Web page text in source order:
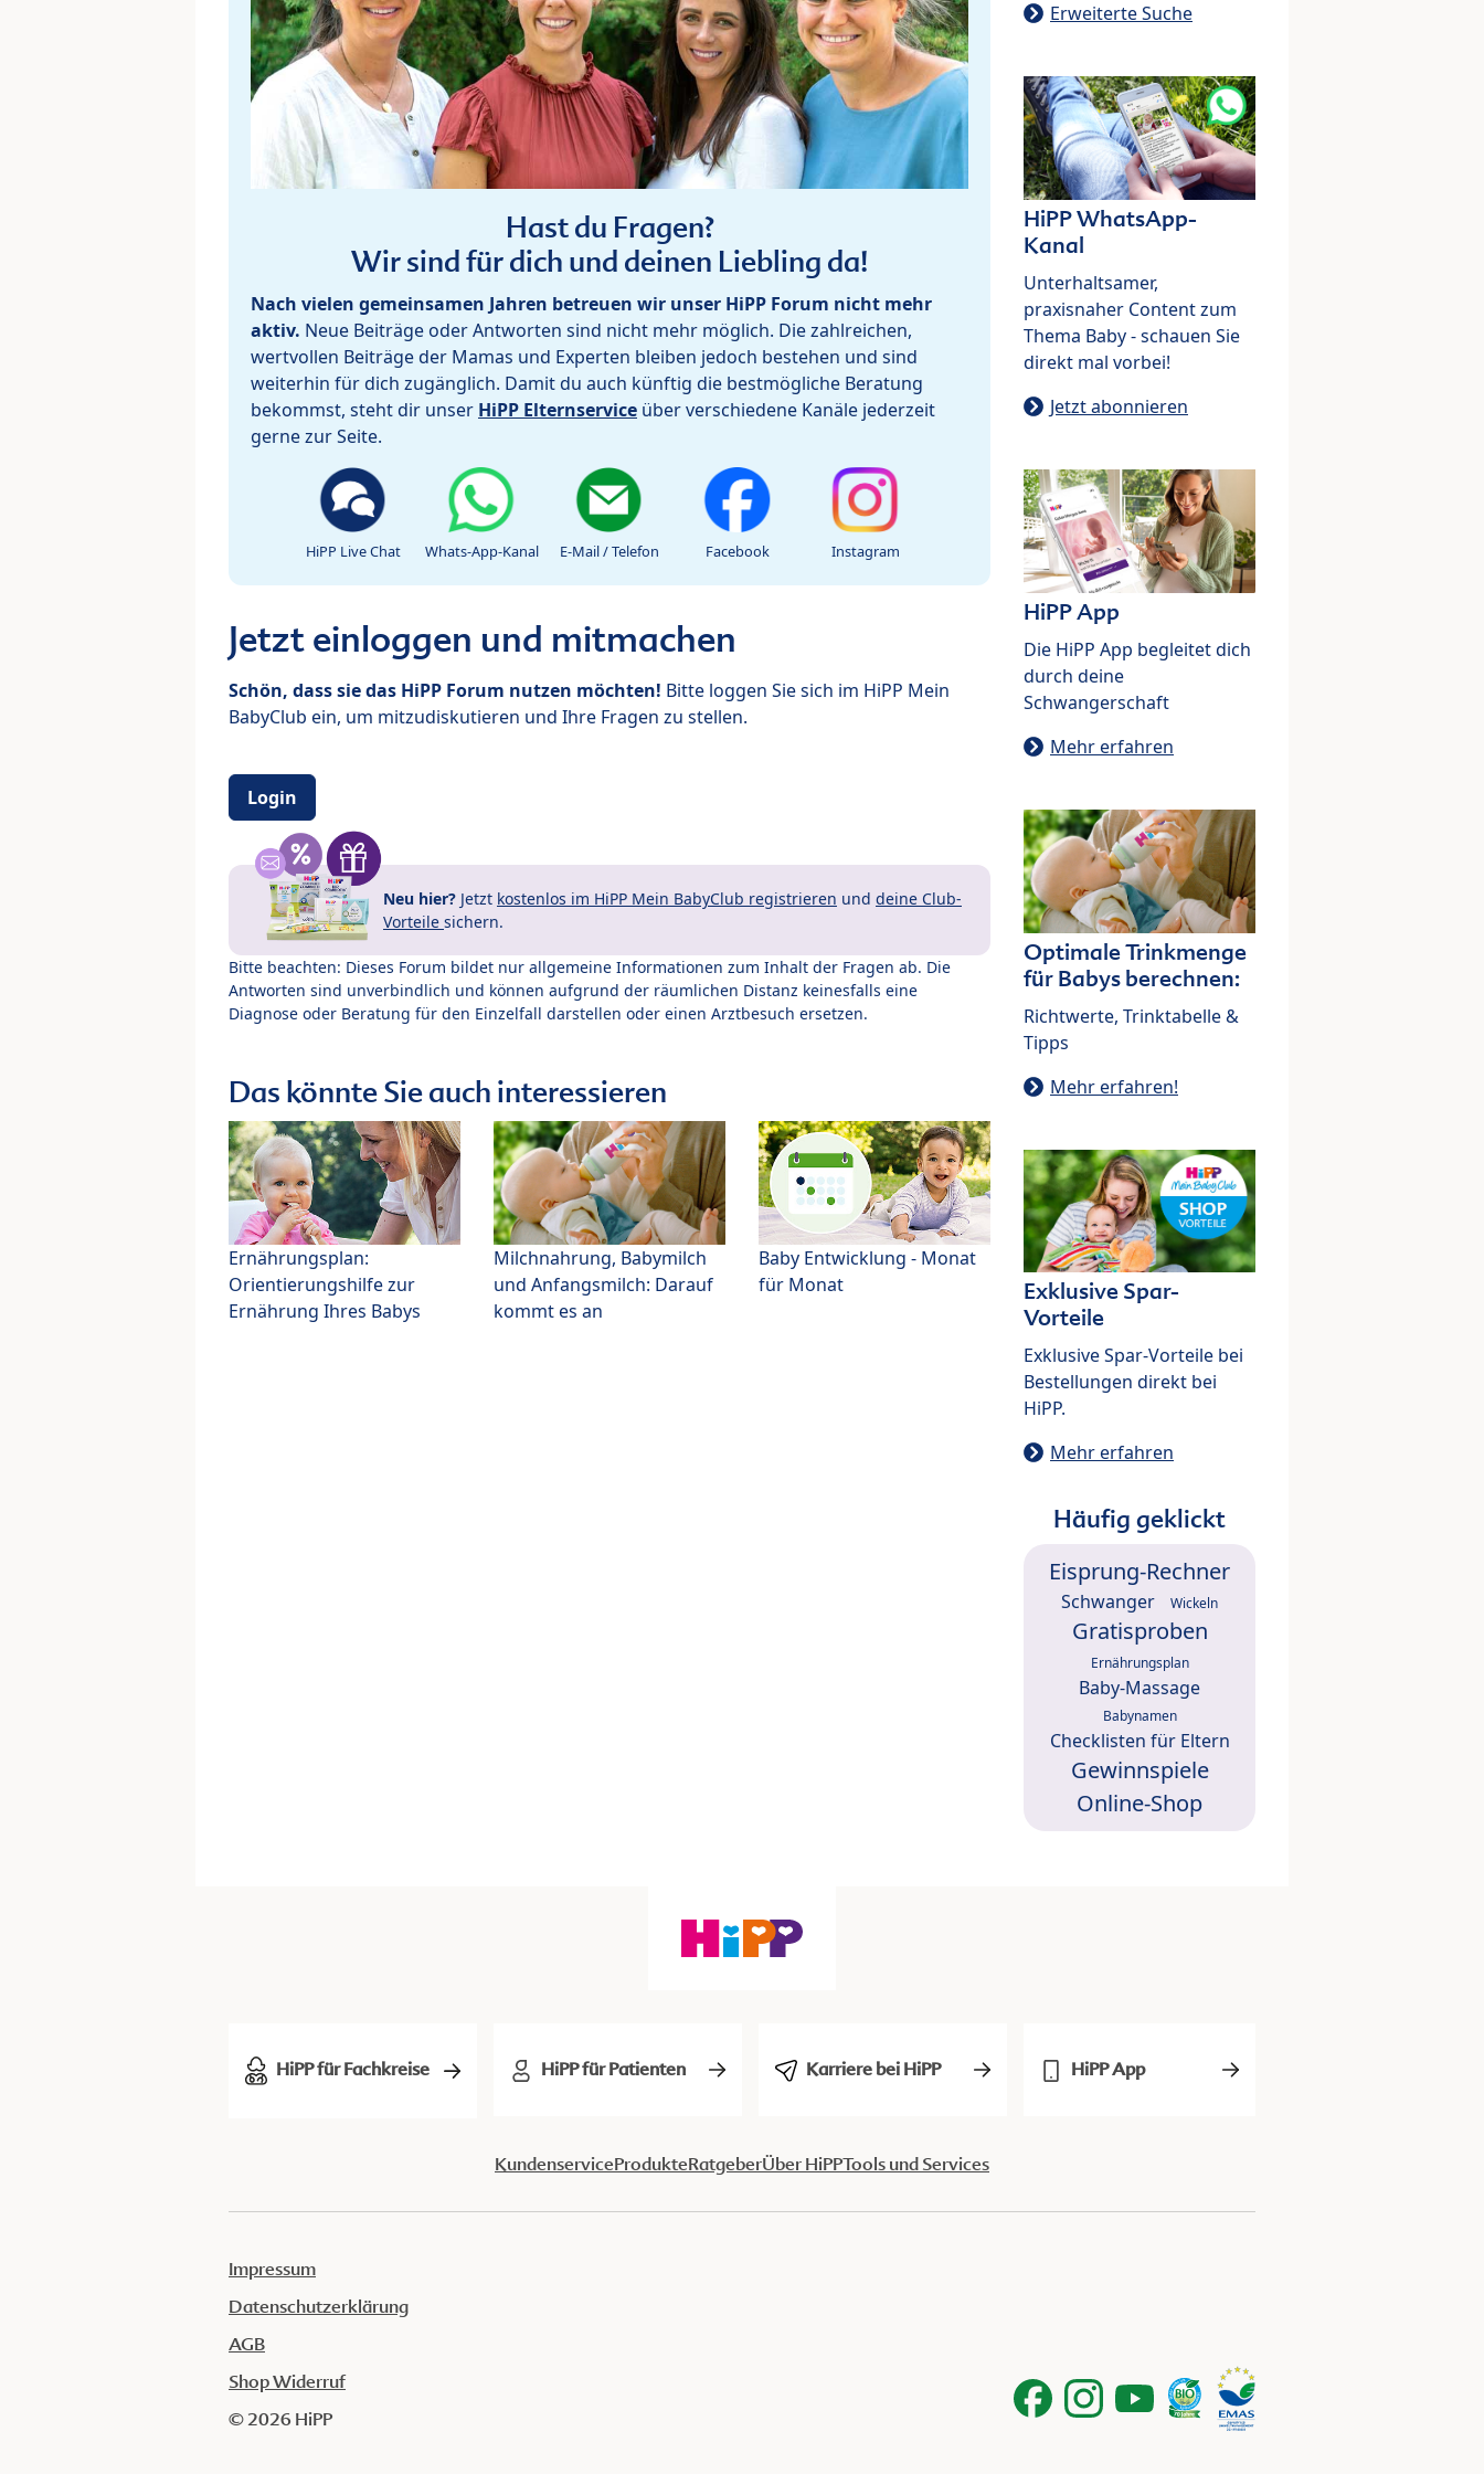
Hast du Fragen?
Wir sind für dich und deinen Liebling da!
Nach vielen gemeinsamen Jahren betreuen wir unser HiPP Forum nicht mehr
aktiv. Neue Beiträge oder Antworten sind nicht mehr möglich. Die zahlreichen,
wertvollen Beiträge der Mamas und Experten bleiben jedoch bestehen und sind
weiterhin für dich zugänglich. Damit du auch künftig die bestmögliche Beratung
bekommst, steht dir unser HiPP Elternservice über verschiedene Kanäle jederzeit
gerne zur Seite.
HiPP Live Chat Whats-App-Kanal E-Mail / Telefon Facebook Instagram
Jetzt einloggen und mitmachen
Schön, dass sie das HiPP Forum nutzen möchten! Bitte loggen Sie sich im HiPP Mein
BabyClub ein, um mitzudiskutieren und Ihre Fragen zu stellen.
Login
Neu hier? Jetzt kostenlos im HiPP Mein BabyClub registrieren und deine Club-
Vorteile sichern.
Bitte beachten: Dieses Forum bildet nur allgemeine Informationen zum Inhalt der Fragen ab. Die
Antworten sind unverbindlich und können aufgrund der räumlichen Distanz keinesfalls eine
Diagnose oder Beratung für den Einzelfall darstellen oder einen Arztbesuch ersetzen.
Das könnte Sie auch interessieren
Ernährungsplan:
Orientierungshilfe zur
Ernährung Ihres Babys
Milchnahrung, Babymilch
und Anfangsmilch: Darauf
kommt es an
Baby Entwicklung - Monat
für Monat
Erweiterte Suche
HiPP WhatsApp-
Kanal
Unterhaltsamer,
praxisnaher Content zum
Thema Baby - schauen Sie
direkt mal vorbei!
Jetzt abonnieren
HiPP App
Die HiPP App begleitet dich
durch deine
Schwangerschaft
Mehr erfahren
Optimale Trinkmenge
für Babys berechnen:
Richtwerte, Trinktabelle &
Tipps
Mehr erfahren!
Exklusive Spar-
Vorteile
Exklusive Spar-Vorteile bei
Bestellungen direkt bei
HiPP.
Mehr erfahren
Häufig geklickt
Eisprung-Rechner
Schwanger Wickeln
Gratisproben
Ernährungsplan
Baby-Massage
Babynamen
Checklisten für Eltern
Gewinnspiele
Online-Shop
HiPP für Fachkreise HiPP für Patienten Karriere bei HiPP HiPP App
KundenserviceProdukteRatgeberÜber HiPPTools und Services
Impressum
Datenschutzerklärung
AGB
Shop Widerruf
© 2026 HiPP